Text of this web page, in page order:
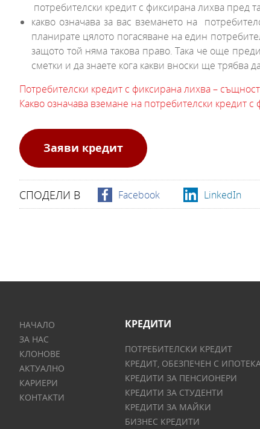
потребителски кредит с фиксирана лихва пред
какво означава за вас вземането на
планирате цялото погасяване на един
защото той няма такова право. Така че още
сметки и да знаете кога какви вноски ще трябва
Потребителски кредит с фиксирана лихва – същност
Какво означава вземане на потребителски кредит
Заяви кредит
СПОДЕЛИ В Facebook LinkedIn
НАЧАЛО
ЗА НАС
КЛОНОВЕ
АКТУАЛНО
КАРИЕРИ
КОНТАКТИ
КРЕДИТИ
ПОТРЕБИТЕЛСКИ КРЕДИТ
КРЕДИТ, ОБЕЗПЕЧЕН С
КРЕДИТИ ЗА ПЕНСИОНЕРИ
КРЕДИТИ ЗА СТУДЕНТИ
КРЕДИТИ ЗА МАЙКИ
БИЗНЕС КРЕДИТИ